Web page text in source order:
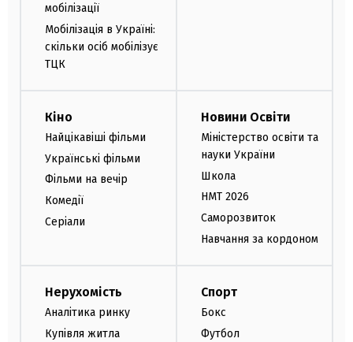
мобілізації
Мобілізація в Україні:
скільки осіб мобілізує
ТЦК
Кіно
Найцікавіші фільми
Українські фільми
Фільми на вечір
Комедії
Серіали
Новини Освіти
Міністерство освіти та
науки України
Школа
НМТ 2026
Саморозвиток
Навчання за кордоном
Нерухомість
Аналітика ринку
Купівля житла
Спорт
Бокс
Футбол